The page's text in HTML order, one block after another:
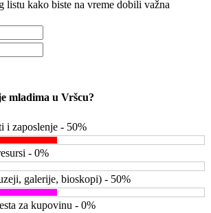
listu kako biste na vreme dobili važna
mladima u Vršcu?
i zaposlenje - 50%
- 0%
galerije, bioskopi) - 50%
za kupovinu - 0%